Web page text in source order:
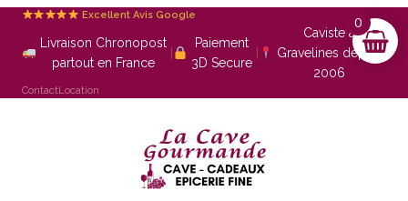
Excellent Avis Google
Livraison Chronopost
partout en France
Paiement
3D Secure
Caviste à
Gravelines depuis
2006
ContactLocation
0